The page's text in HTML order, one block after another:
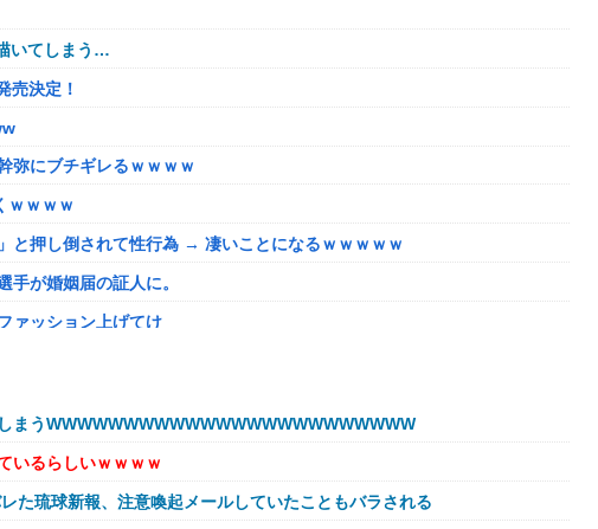
いてしまう…
売決定！
弥にブチギレるｗｗｗｗ
ｗｗｗｗ
と押し倒されて性行為 → 凄いことになるｗｗｗｗｗ
が婚姻届の証人に。
ァッション上げてけ
は弱いが、僕のノロケ砲をお見舞いする」
？？？
が伴わない微妙すぎるキャラさん決まる！！
、水が溢れてどんどん浸かっていくのを……
まうWWWWWWWWWWWWWWWWWWWWWWWW
いるらしいｗｗｗｗ
た琉球新報、注意喚起メールしていたこともバラされる